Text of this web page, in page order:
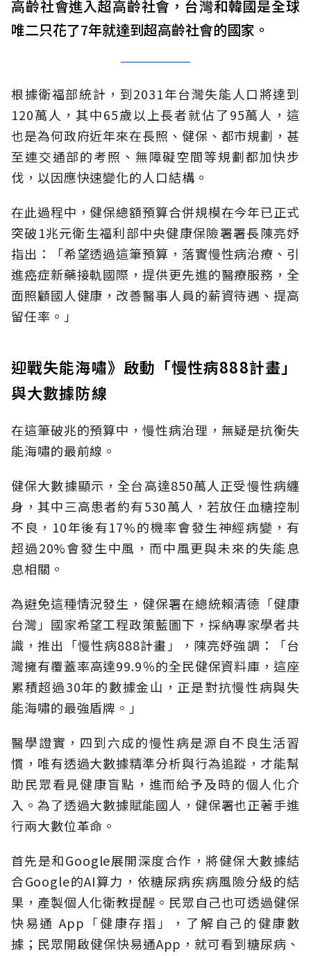
高齡社會進入超高齡社會，台灣和韓國是全球
唯二只花了7年就達到超高齡社會的國家。
根據衛福部統計，到2031年台灣失能人口將達到
120萬人，其中65歲以上長者就佔了95萬人，這
也是為何政府近年來在長照、健保、都市規劃，甚
至連交通部的考照、無障礙空間等規劃都加快步
伐，以因應快速變化的人口結構。
在此過程中，健保總額預算合併規模在今年已正式
突破1兆元衛生福利部中央健康保險署署長陳亮妤
指出：「希望透過這筆預算，落實慢性病治療、引
進癌症新藥接軌國際，提供更先進的醫療服務，全
面照顧國人健康，改善醫事人員的薪資待遇、提高
留任率。」
迎戰失能海嘯》啟動「慢性病888計畫」
與大數據防線
在這筆破兆的預算中，慢性病治理，無疑是抗衡失
能海嘯的最前線。
健保大數據顯示，全台高達850萬人正受慢性病纏
身，其中三高患者約有530萬人，若放任血糖控制
不良，10年後有17%的機率會發生神經病變，有
超過20%會發生中風，而中風更與未來的失能息
息相關。
為避免這種情況發生，健保署在總統賴清德「健康
台灣」國家希望工程政策藍圖下，採納專家學者共
識，推出「慢性病888計畫」，陳亮妤強調：「台
灣擁有覆蓋率高達99.9％的全民健保資料庫，這座
累積超過30年的數據金山，正是對抗慢性病與失
能海嘯的最強盾牌。」
醫學證實，四到六成的慢性病是源自不良生活習
慣，唯有透過大數據精準分析與行為追蹤，才能幫
助民眾看見健康盲點，進而給予及時的個人化介
入。為了透過大數據賦能國人，健保署也正著手進
行兩大數位革命。
首先是和Google展開深度合作，將健保大數據結
合Google的AI算力，依糖尿病疾病風險分級的結
果，產製個人化衛教提醒。民眾自己也可透過健保
快易通 App「健康存摺」，了解自己的健康數
據；民眾開啟健保快易通App，就可看到糖尿病、